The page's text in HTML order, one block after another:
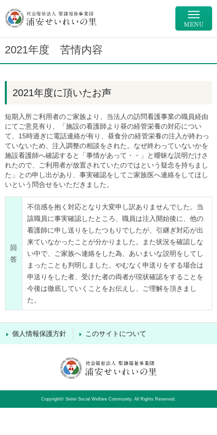
2021年度 苦情内容
2021年度に頂いたお声
短期入所ご利用者のご家族より、当法人の訪問看護事業の職員経由
にてご意見有り、「施設の看護師より昼の経管栄養の対応につい
て、15時過ぎに電話連絡が有り、昼食分の経管栄養の注入が終わっ
ていないため、注入調整の相談をされた。なぜ終わっていないかを
施設看護師へ確認すると「事情があって・・」と曖昧な説明だけさ
れたので、ご利用者が放置されていたのではという疑念を持ちまし
た」との申し出があり、事実確認をしてご家族医へ連絡をしてほし
いという問合せをいただきました。
回
答
不信感を抱く対応となり大変申し訳ありませんでした。当
該職員に事実確認したところ、職員は注入開始後に、他の
看護師に申し送りをしたつもりでしたが、引継ぎ対応が出
来ていなかったことが分かりました。また状況を確認しな
い中で、ご家族へ連絡をした為、あいまいな説明をしてし
まったことも判明しました。やむなく申送りをする場合は
申送りをした者、受けた者の両者が現状確認をすることを
今後は徹底していくことをお伝えし、ご理解を頂きまし
た。
個人情報保護方針 このサイトについて
Copyright© Seirei Social Welfare Community. All Rights Reserved.